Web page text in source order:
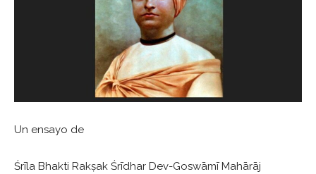
Un ensayo de
Śrīla Bhakti Rakṣak Śrīdhar Dev-Goswāmī Mahārāj